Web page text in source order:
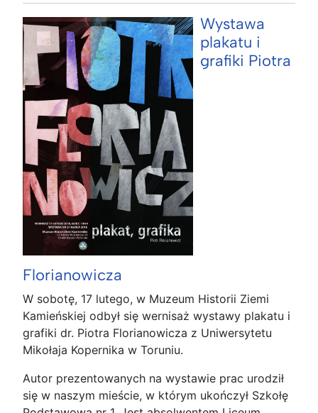
Wystawa
plakatu i
grafiki Piotra
Florianowicza
W sobotę, 17 lutego, w Muzeum Historii Ziemi
Kamieńskiej odbył się wernisaż wystawy plakatu i
grafiki dr. Piotra Florianowicza z Uniwersytetu
Mikołaja Kopernika w Toruniu.
Autor prezentowanych na wystawie prac urodził
się w naszym mieście, w którym ukończył Szkołę